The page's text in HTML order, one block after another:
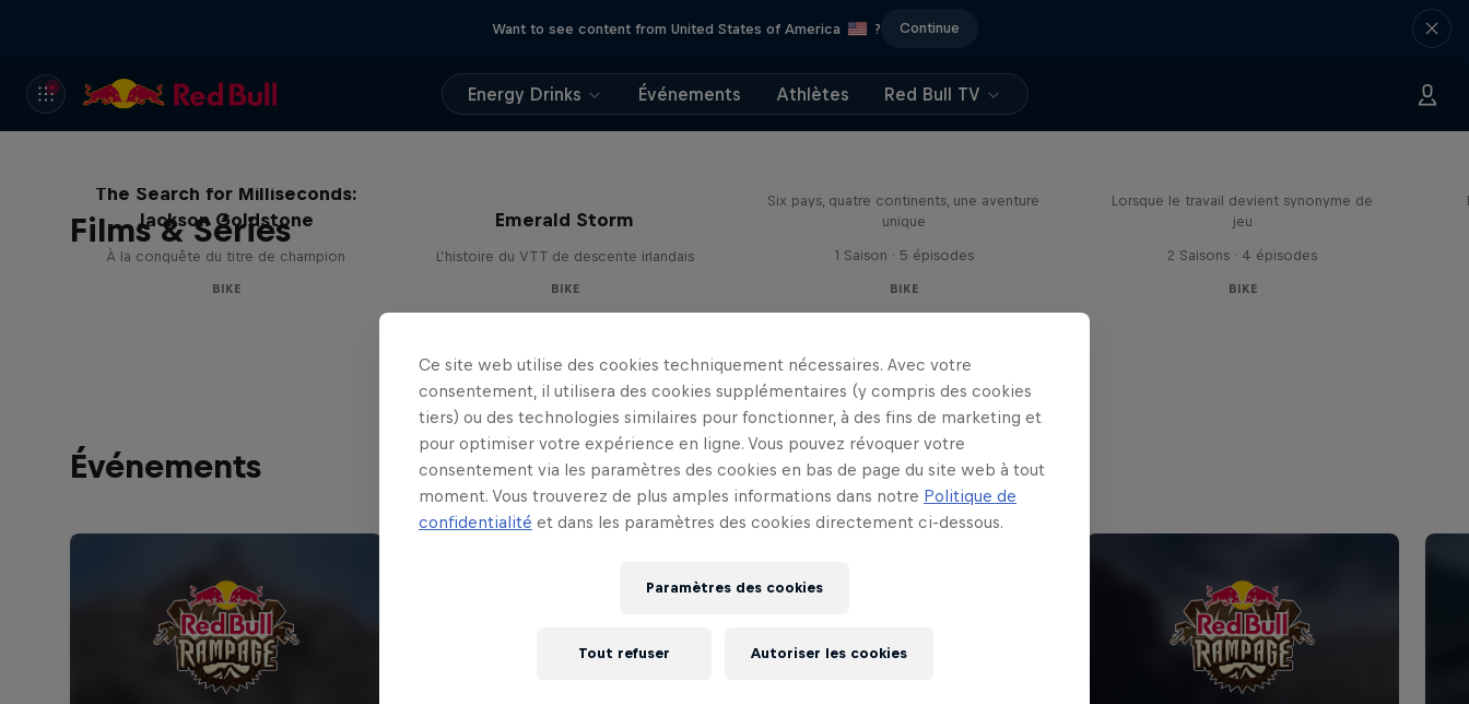
Want to see content from United States of America ? Continue
Energy Drinks Événements Athlètes Red Bull TV
Films & Séries
The Search for Milliseconds:
Jackson Goldstone
À la conquête du titre de champion
BIKE
Emerald Storm
L’histoire du VTT de descente irlandais
BIKE
Six pays, quatre continents, une aventure
unique
1 Saison · 5 épisodes
BIKE
Lorsque le travail devient synonyme de
jeu
2 Saisons · 4 épisodes
BIKE
Événements
Ce site web utilise des cookies techniquement nécessaires. Avec votre
consentement, il utilisera des cookies supplémentaires (y compris des cookies
tiers) ou des technologies similaires pour fonctionner, à des fins de marketing et
pour optimiser votre expérience en ligne. Vous pouvez révoquer votre
consentement via les paramètres des cookies en bas de page du site web à tout
moment. Vous trouverez de plus amples informations dans notre Politique de
confidentialité et dans les paramètres des cookies directement ci-dessous.
Paramètres des cookies
Tout refuser Autoriser les cookies